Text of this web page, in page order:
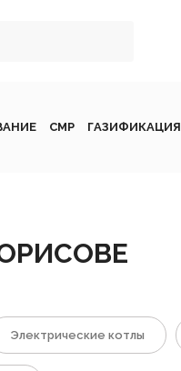
СМР ГАЗИФИКАЦИЯ
Электрические котлы